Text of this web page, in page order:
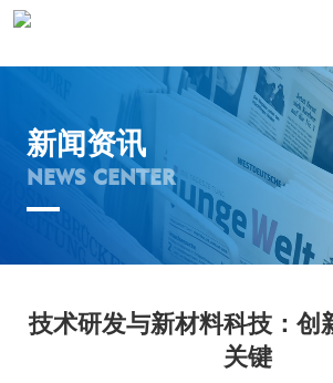
新闻资讯
NEWS CENTER
技术研发与新材料科技：创
关键